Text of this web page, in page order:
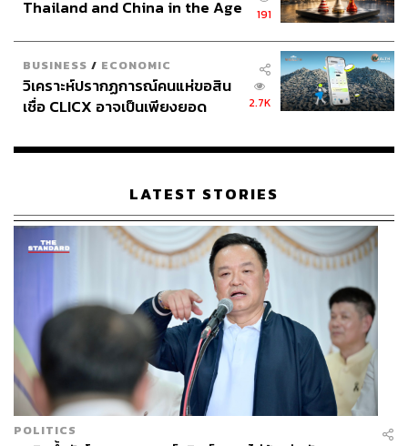
Thailand and China in the Age
191
BUSINESS / ECONOMIC
วิเคราะห์ปรากฏการณ์คนแห่ขอสิน
เชื่อ CLICX อาจเป็นเพียงยอด
เรือนไทยที่ถูกซุกไว้
2.7K
LATEST STORIES
POLITICS